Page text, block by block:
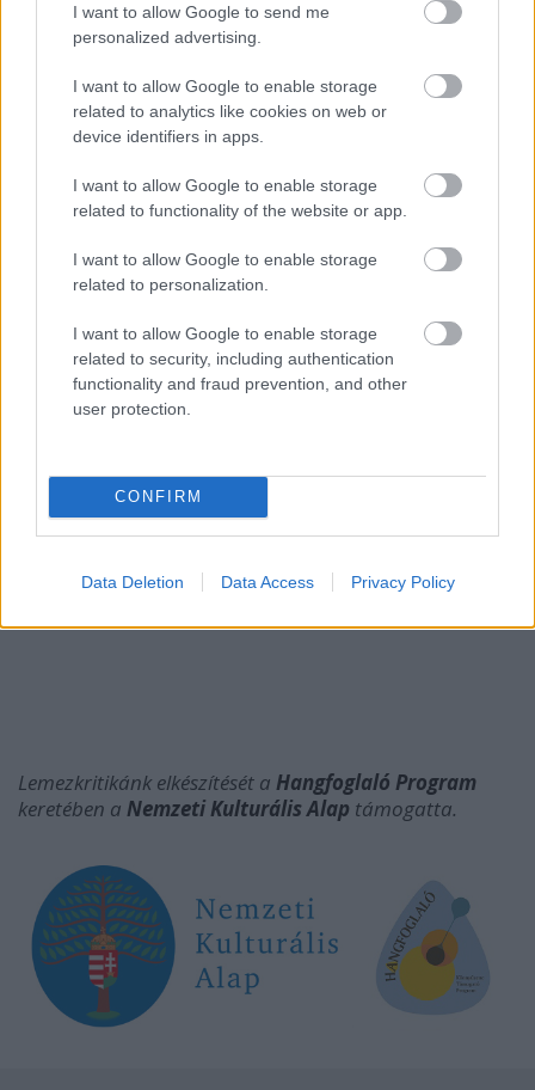
I want to allow Google to send me
personalized advertising.
I want to allow Google to enable storage
related to analytics like cookies on web or
device identifiers in apps.
I want to allow Google to enable storage
related to functionality of the website or app.
I want to allow Google to enable storage
related to personalization.
I want to allow Google to enable storage
related to security, including authentication
functionality and fraud prevention, and other
user protection.
CONFIRM
Data Deletion Data Access Privacy Policy
Műfaj:kísérleti elektronika
Kulcsdal:Looking through the Silver Mirror
Rónai András
Lemezkritikánk elkészítését a Hangfoglaló Program
keretében a Nemzeti Kulturális Alap támogatta.